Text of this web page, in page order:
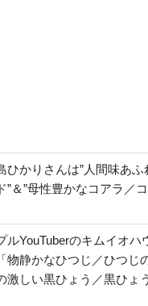
ひかりさんは”人間味あふ
”＆”母性豊かなコアラ／
ルYouTuberのキムイオハ
物静かなひつじ／ひつじ
激しい黒ひょう／黒ひょ